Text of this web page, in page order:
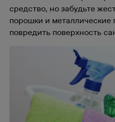
средство, но забудьте
порошки и металлические
повредить поверхность